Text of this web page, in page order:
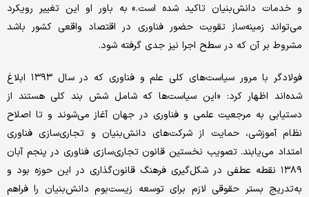
و خدمات دانش‌بنیان تاکید شده است.» به باور او این تغییر رویکرد
می‌تواند زمینه‌ساز تقویت حضور فناوری در اقتصاد واقعی کشور باشد
مشروط بر آن که در سطح اجرا نیز جدی گرفته شود.
فولادگر با مرور سیاست‌های کلی علم و فناوری که در سال ۱۳۹۳ ابلاغ
شده‌اند اظهار کرد: «این سیاست‌ها که شامل شش بند کلی هستند از
دستیابی به مرجعیت علمی و فناوری در جهان آغاز می‌شوند و تا اصلاح
نظام آموزشی، حمایت از شرکت‌های دانش‌بنیان و تجاری‌سازی فناوری
امتداد می‌یابند. تصویب نخستین قانون تجاری‌سازی فناوری در پنجم آبان
۱۳۸۹ نقطه عطفی در شکل‌گیری فرهنگ قانون‌گذاری در این حوزه بود و
به‌تدریج بستر حقوقی لازم برای توسعه زیست‌بوم دانش‌بنیان را فراهم